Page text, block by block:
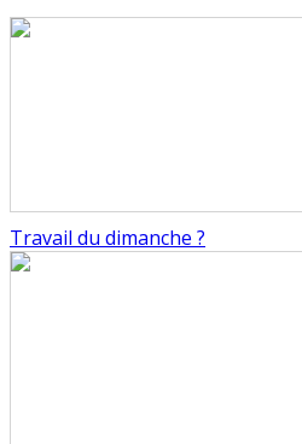
Travail du dimanche ?